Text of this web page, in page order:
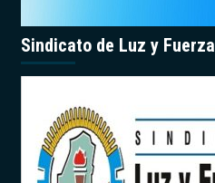
Sindicato de Luz y Fuerza